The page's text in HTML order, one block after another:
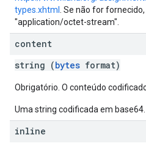
types.xhtml
. Se não for
"application/octet-stream".
content
string (bytes format)
Obrigatório. O conteúdo
Uma string codificada em base64.
inline